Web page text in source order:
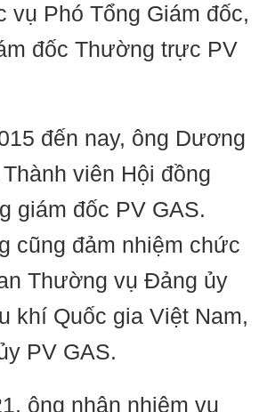
vụ Phó Tổng Giám đốc,
đốc Thường trực PV
đến nay, ông Dương
viên Hội đồng
giám đốc PV GAS.
cũng đảm nhiệm chức
Thường vụ Đảng ủy
khí Quốc gia Việt Nam,
PV GAS.
ông nhận nhiệm vụ